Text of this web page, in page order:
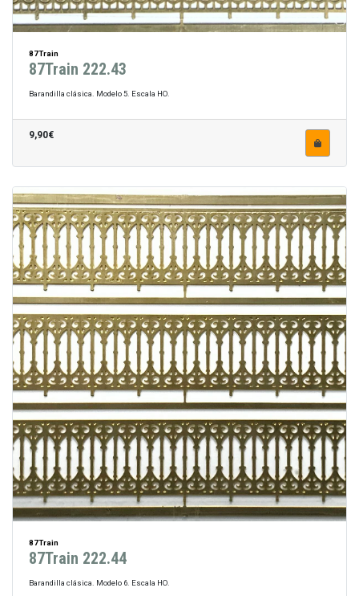
87Train
87Train 222.43
Barandilla clásica. Modelo 5. Escala HO.
9,90€
87Train
87Train 222.44
Barandilla clásica. Modelo 6. Escala HO.